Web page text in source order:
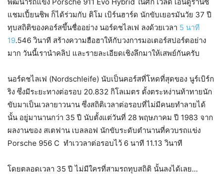
แชมเปี้ยนชิพ ก็ได้ร่วมกับ ติโม เบิร์นฮาร์ด นักขับเยอรมันวัย 37 ปี
ทุบสถิติของคอร์สขึ้นชื่ออย่าง นอร์ดชไลเฟ ลงด้วยเวลา 5 นาที
19.546 วินาที สร้างความฮือฮาให้กับวงการมอเตอร์สปอร์ตอย่าง
มาก วันนี้เรานำคลิป และรายละเอียดเชิงลึกมาให้เสพย์กันครับ
นอร์ดชไลเฟ (Nordschleife) นับเป็นคอร์สที่โหดที่สุดของ นูร์เบิร์ก
ริง ซึ่งมีระยะทางต่อรอบ 20.832 กิโลเมตร ตั้งตระหง่านท้าทายนัก
ขับมาเป็นเวลายาวนาน ซึ่งสถิติเวลาต่อรอบที่ไม่มีคนยทำลายได้
นั้น อยู่มานานกว่า 35 ปี นับตั้งแต่วันที่ 28 พฤษภาคม ปี 1983 จาก
ผลงานของ สเตฟาน เบลลอฟ นักขับระดับตำนานที่ควบรถแข่ง
Porsche 956 C ทำเววลาต่อรอบไว้ 6 นาที 11.13 วินาที
โดยตลอดเวลา 35 ปี ไม่มีใครที่สามรถทุบสถิติ นั้นลงได้เลย…